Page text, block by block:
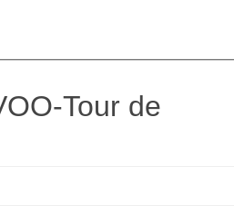
Tour de